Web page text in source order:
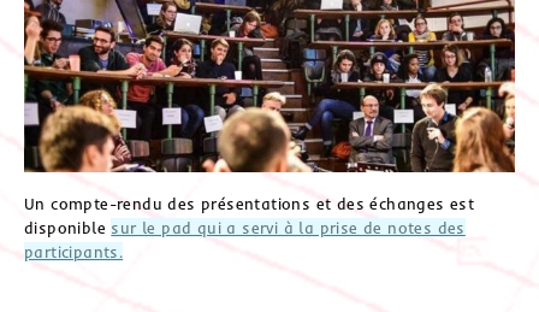
Un compte-rendu des présentations et des échanges est
disponible sur le pad qui a servi à la prise de notes des
participants.